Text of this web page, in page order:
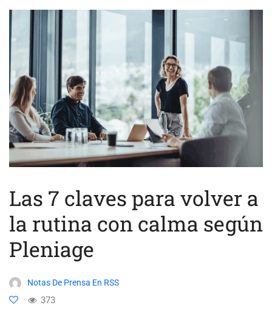
Las 7 claves para volver a
la rutina con calma según
Pleniage
Notas De Prensa En RSS
373